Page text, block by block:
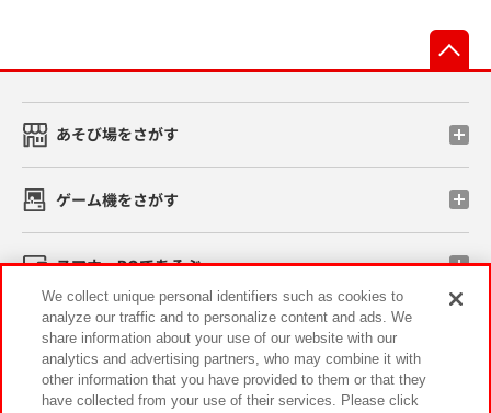
あそび場をさがす
ゲーム機をさがす
スマホ・PCであそぶ
イベント・キャンペーン
We collect unique personal identifiers such as cookies to
analyze our traffic and to personalize content and ads. We
share information about your use of our website with our
analytics and advertising partners, who may combine it with
other information that you have provided to them or that they
have collected from your use of their services. Please click